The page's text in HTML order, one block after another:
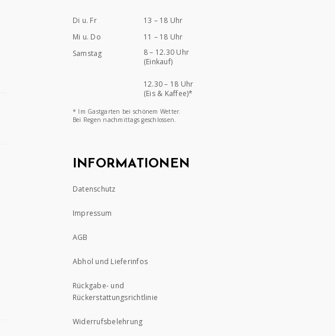
Di u. Fr
13 – 18 Uhr
Mi u. Do
11 – 18 Uhr
Samstag
8 – 12.30 Uhr
(Einkauf)
12.30 – 18 Uhr
(Eis & Kaffee)*
* Im Gastgarten bei schönem Wetter.
Bei Regen nachmittags geschlossen.
INFORMATIONEN
Datenschutz
Impressum
AGB
Abhol und Lieferinfos
Rückgabe- und
Rückerstattungsrichtlinie
Widerrufsbelehrung